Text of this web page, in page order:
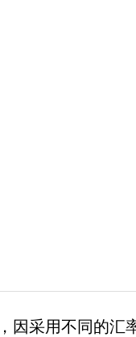
因采用不同的汇